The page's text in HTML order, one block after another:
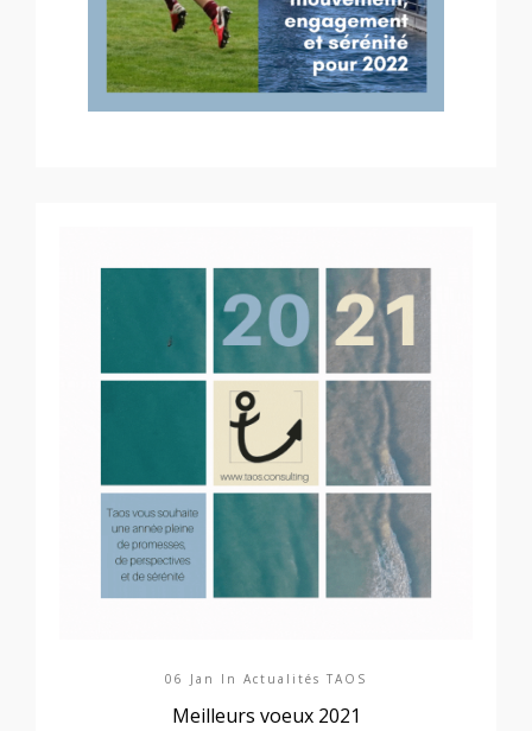
06 Jan In Actualités TAOS
Meilleurs voeux 2021